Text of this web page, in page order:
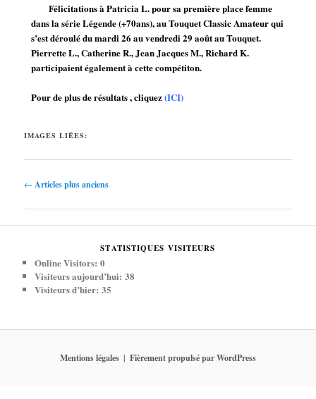
Félicitations à Patricia L. pour sa première place femme
dans la série Légende (+70ans), au Touquet Classic Amateur qui
s’est déroulé du mardi 26 au vendredi 29 août au Touquet.
Pierrette L., Catherine R., Jean Jacques M., Richard K.
participaient également à cette compétiton.
Pour de plus de résultats , cliquez(ICI)
IMAGES LIÉES:
Navigation
articles
← Articles plus anciens
STATISTIQUES VISITEURS
Online Visitors:0
Visiteurs aujourd’hui:38
Visiteurs d’hier:35
Mentions légales Fièrement propulsé par WordPress